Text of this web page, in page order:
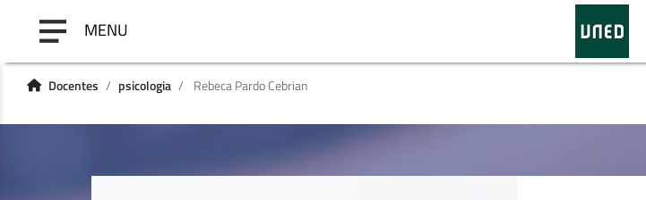
MENU
Docentes psicologia Rebeca Pardo Cebrian